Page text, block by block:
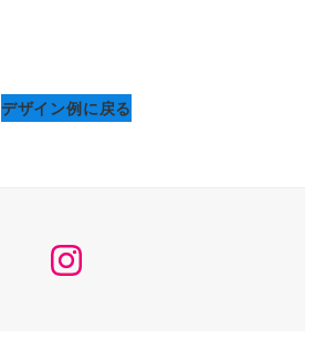
デザイン例に戻る
Instagram